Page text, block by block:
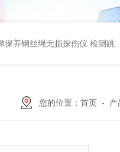
保养钢丝绳无损探伤仪 检测跳丝/断丝
您的位置： 首页- 产